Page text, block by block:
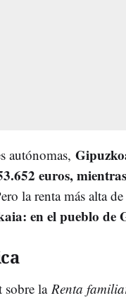
autónomas,
euros,
la renta más alta
en el pueblo de
sobre la Renta